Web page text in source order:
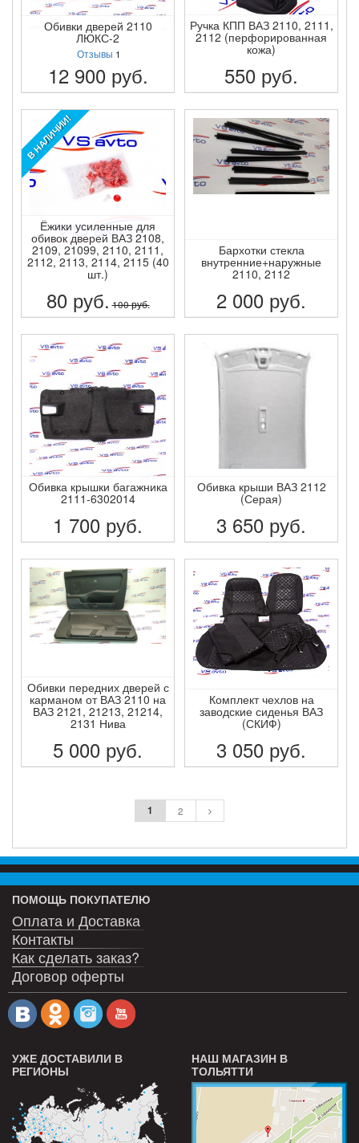
Обивки дверей 2110
ЛЮКС-2
Отзывы 1
12 900 руб.
ПОДРОБНЕЕ
Ручка КПП ВАЗ 2110, 2111,
2112 (перфорированная
кожа)
550 руб.
ПОДРОБНЕЕ
В НАЛИЧИИ!
Ёжики усиленные для
обивок дверей ВАЗ 2108,
2109, 21099, 2110, 2111,
2112, 2113, 2114, 2115 (40
шт.)
80 руб. 100руб.
ПОДРОБНЕЕ
Бархотки стекла
внутренние+наружные
2110, 2112
2 000 руб.
ПОДРОБНЕЕ
Обивка крышки багажника
2111-6302014
1 700 руб.
ПОДРОБНЕЕ
Обивка крыши ВАЗ 2112
(Серая)
3 650 руб.
ПОДРОБНЕЕ
Обивки передних дверей с
карманом от ВАЗ 2110 на
ВАЗ 2121, 21213, 21214,
2131 Нива
5 000 руб.
Комплект чехлов на
заводские сиденья ВАЗ
(СКИФ)
3 050 руб.
1 2
ПОМОЩЬ ПОКУПАТЕЛЮ
Оплата и Доставка
Контакты
Как сделать заказ?
Договор оферты
УЖЕ ДОСТАВИЛИ В
РЕГИОНЫ
НАШ МАГАЗИН В
ТОЛЬЯТТИ